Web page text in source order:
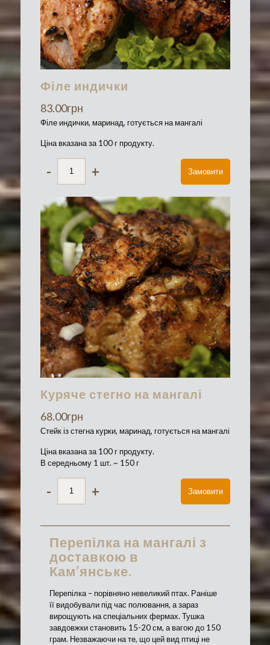
Філе индички
83.00грн
Філе индички, маринад, готується на мангалі
Ціна вказана за 100 г продукту.
- + Замовити
Куряче стегно на мангалі
68.00грн
Стейк із стегна курки, маринад, готується на мангалі
Ціна вказана за 100 г продукту.
В середньому 1 шт. ~ 150 г
- + Замовити
Перепілка на мангалі з
доставкою в
Кам’янське.
Перепілка – порівняно невеликий птах. Раніше
її видобували під час полювання, а зараз
вирощують на спеціальних фермах. Тушка
завдовжки становить 15-20 см, а вагою до 150
грам. Незважаючи на те, що цей вид птиці не